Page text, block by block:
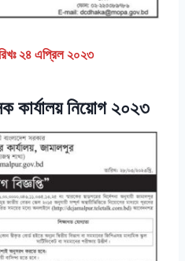
২৪ এপ্রিল ২০২৩
কার্যালয় নিয়োগ ২০২৩